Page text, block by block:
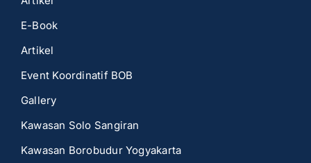
E-Book
Artikel
Event Koordinatif BOB
Gallery
Kawasan Solo Sangiran
Kawasan Borobudur Yogyakarta